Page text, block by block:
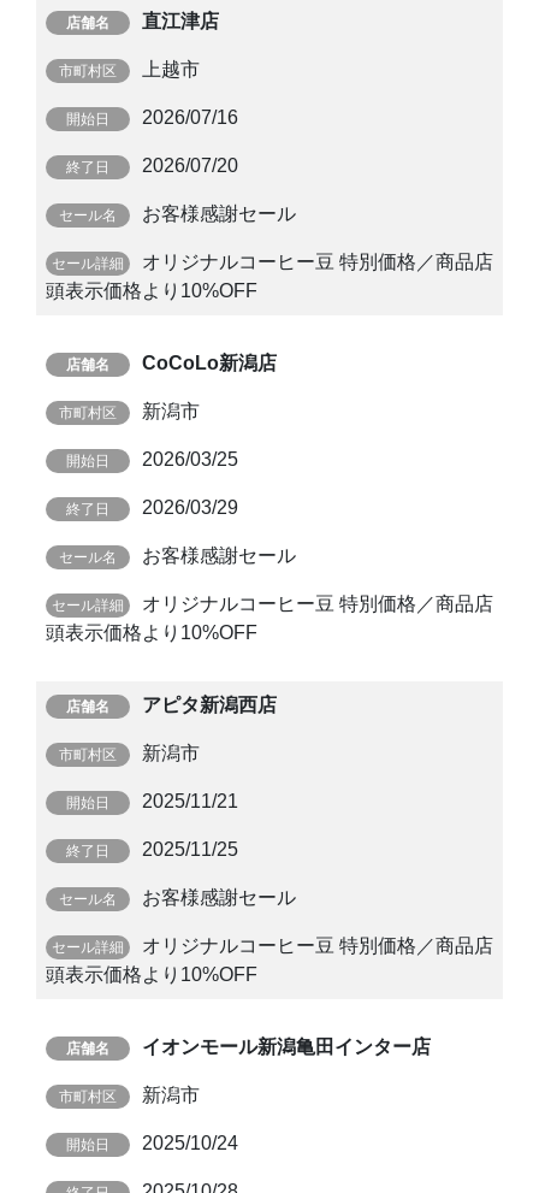
直江津店
上越市
2026/07/16
2026/07/20
お客様感謝セール
オリジナルコーヒー豆 特別価格／商品店
頭表示価格より10%OFF
CoCoLo新潟店
新潟市
2026/03/25
2026/03/29
お客様感謝セール
オリジナルコーヒー豆 特別価格／商品店
頭表示価格より10%OFF
アピタ新潟西店
新潟市
2025/11/21
2025/11/25
お客様感謝セール
オリジナルコーヒー豆 特別価格／商品店
頭表示価格より10%OFF
イオンモール新潟亀田インター店
新潟市
2025/10/24